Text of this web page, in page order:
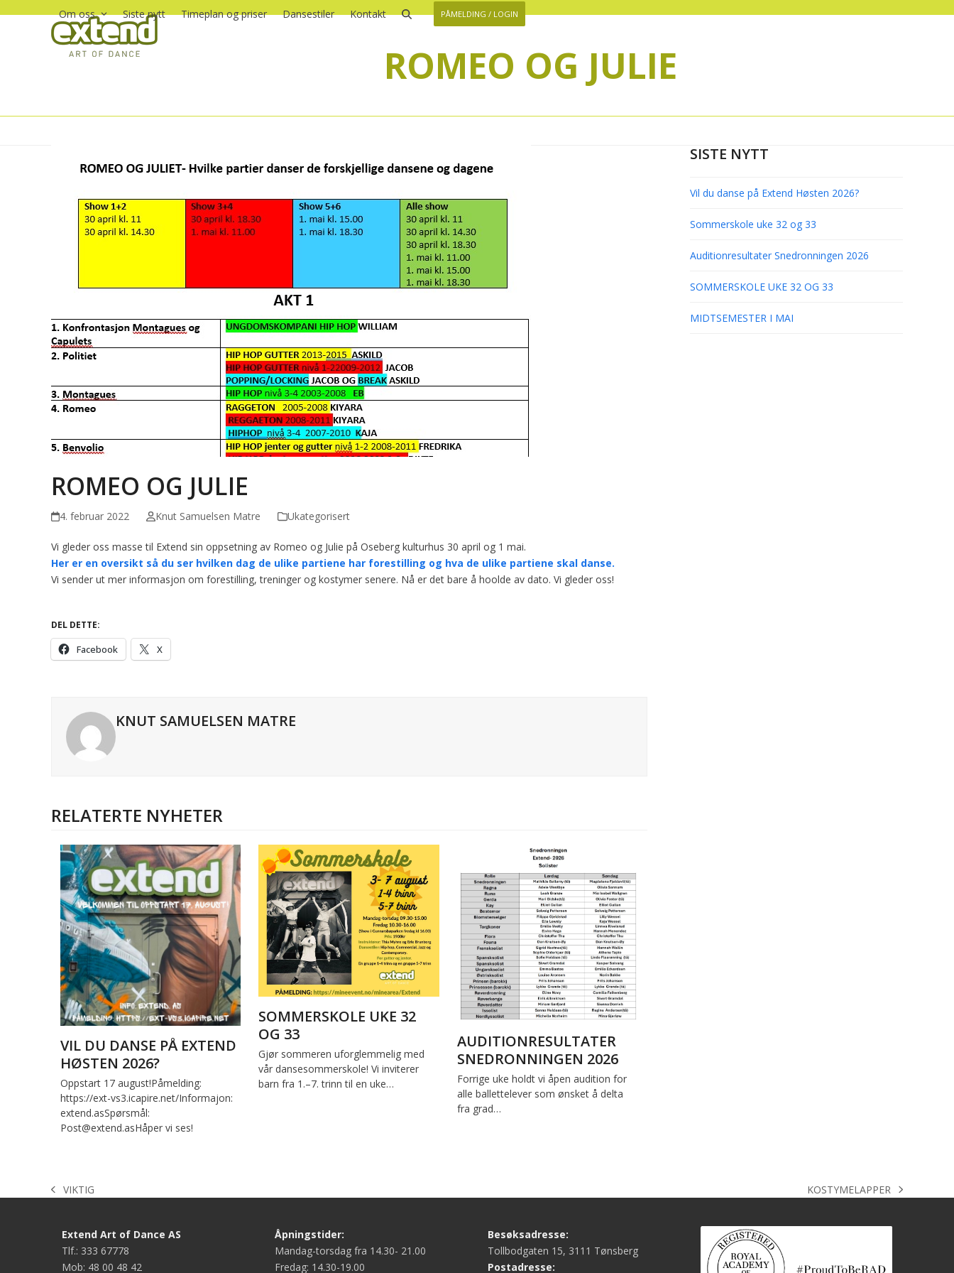
PÅMELDING / LOGIN
Om oss Siste nytt Timeplan og priser Dansestiler Kontakt
ROMEO OG JULIE
ROMEO OG JULIE
4. februar 2022 Knut Samuelsen Matre Ukategorisert
Vi gleder oss masse til Extend sin oppsetning av Romeo og Julie på Oseberg kulturhus 30 april og 1 mai.
Her er en oversikt så du ser hvilken dag de ulike partiene har forestilling og hva de ulike partiene skal danse.
Vi sender ut mer informasjon om forestilling, treninger og kostymer senere. Nå er det bare å hoolde av dato. Vi gleder oss!
DEL DETTE:
Facebook X
KNUT SAMUELSEN MATRE
RELATERTE NYHETER
VIL DU DANSE PÅ EXTEND
HØSTEN 2026?
Oppstart 17 august!Påmelding:
https://ext-vs3.icapire.net/Informajon:
extend.asSpørsmål:
Post@extend.asHåper vi ses!
SOMMERSKOLE UKE 32
OG 33
Gjør sommeren uforglemmelig med
vår dansesommerskole! Vi inviterer
barn fra 1.–7. trinn til en uke…
AUDITIONRESULTATER
SNEDRONNINGEN 2026
Forrige uke holdt vi åpen audition for
alle ballettelever som ønsket å delta
fra grad…
SISTE NYTT
Vil du danse på Extend Høsten 2026?
Sommerskole uke 32 og 33
Auditionresultater Snedronningen 2026
SOMMERSKOLE UKE 32 OG 33
MIDTSEMESTER I MAI
previous
VIKTIG
next
KOSTYMELAPPER
Extend Art of Dance AS
Tlf.: 333 67778
Mob: 48 00 48 42
Åpningstider:
Mandag-torsdag fra 14.30- 21.00
Fredag: 14.30-19.00
Besøksadresse:
Tollbodgaten 15, 3111 Tønsberg
Postadresse: